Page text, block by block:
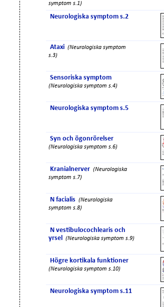
symptom s.1)
Neurologiska symptom s.2
Ataxi (Neurologiska symptom
s.3)
Sensoriska symptom
(Neurologiska symptom s.4)
Neurologiska symptom s.5
Syn och ögonrörelser
(Neurologiska symptom s.6)
Kranialnerver (Neurologiska
symptom s.7)
N facialis (Neurologiska
symptom s.8)
N vestibulocochlearis och
yrsel (Neurologiska symptom s.9)
Högre kortikala funktioner
(Neurologiska symptom s.10)
Neurologiska symptom s.11